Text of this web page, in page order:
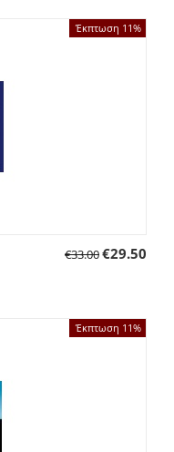
Έκπτωση 11%
€33.00€29.50
Έκπτωση 11%